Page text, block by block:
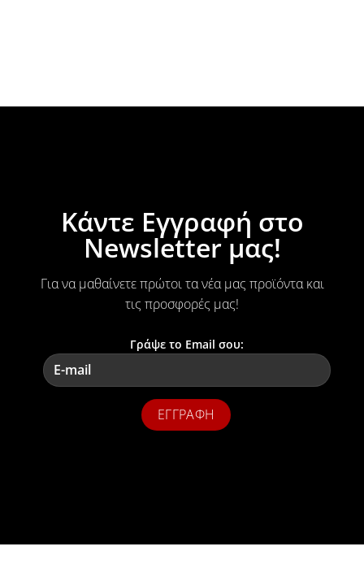
Κάντε Εγγραφή στο
Newsletter μας!
Για να μαθαίνετε πρώτοι τα νέα μας προϊόντα και
τις προσφορές μας!
Γράψε το Email σου: